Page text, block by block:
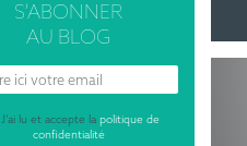
S’ABONNER
AU BLOG
J’ai lu et accepte la politique de
confidentialité